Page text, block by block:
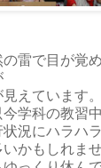
雷で目が覚
えています。
学科の教習中
況にハラハ
かもしれませ